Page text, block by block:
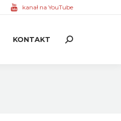
kanał na YouTube
KONTAKT Search: